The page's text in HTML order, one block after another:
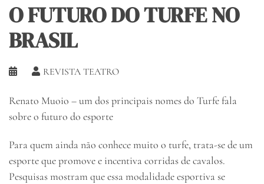
O FUTURO DO TURFE NO
BRASIL
REVISTA TEATRO
Renato Muoio – um dos principais nomes do Turfe fala
sobre o futuro do esporte
Para quem ainda não conhece muito o turfe, trata-se de um
esporte que promove e incentiva corridas de cavalos.
Pesquisas mostram que essa modalidade esportiva se